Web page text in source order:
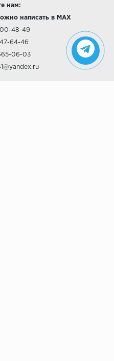
нам:
написать в MAX
48-49
64-46
06-03